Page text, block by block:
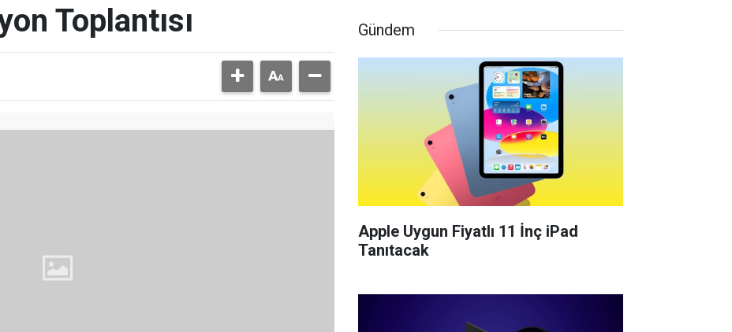
Toplantısı Gündem
Apple Uygun Fiyatlı 11 İnç iPad
Tanıtacak